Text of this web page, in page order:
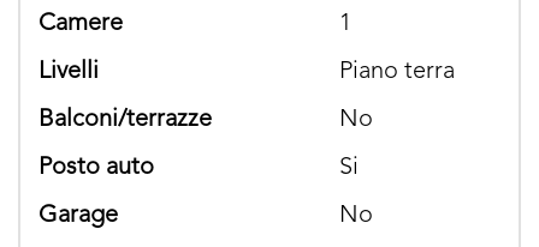
camere
1
livelli
Piano terra
balconi/terrazze
No
posto auto
si
garage
No